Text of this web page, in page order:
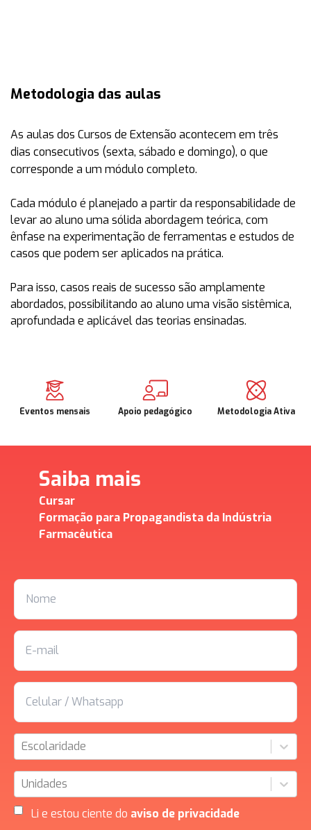
Metodologia das aulas
As aulas dos Cursos de Extensão acontecem em três
dias consecutivos (sexta, sábado e domingo), o que
corresponde a um módulo completo.
Cada módulo é planejado a partir da responsabilidade de
levar ao aluno uma sólida abordagem teórica, com
ênfase na experimentação de ferramentas e estudos de
casos que podem ser aplicados na prática.
Para isso, casos reais de sucesso são amplamente
abordados, possibilitando ao aluno uma visão sistêmica,
aprofundada e aplicável das teorias ensinadas.
Eventos mensais Apoio pedagógico Metodologia Ativa
Saiba mais
Cursar
Formação para Propagandista da Indústria
Farmacêutica
Escolaridade
Unidades
Li e estou ciente do aviso de privacidade